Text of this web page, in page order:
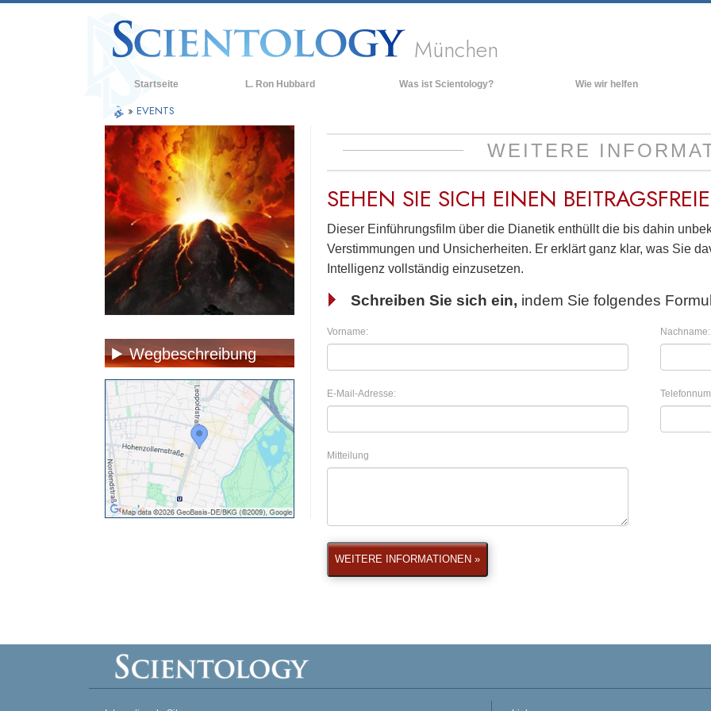
München
Startseite L. Ron Hubbard Was ist Scientology?
Kodizes
Innerhalb einer Scientology Kirche
Die Grundprinzipien der Scientology
Wie wir helfen
» EVENTS
WEITERE
SEHEN SIE SICH EINEN
Dieser Einführungsfilm über die Dianetik enthüllt die bis dahin
Verstimmungen und Unsicherheiten. Er erklärt ganz klar, was Sie
Intelligenz vollständig einzusetzen.
Schreiben Sie sich ein, indem Sie folgendes
Vorname: Nachname:
E-Mail-Adresse:
Mitteilung
WEITERE INFORMATIONEN »
Wegbeschreibung